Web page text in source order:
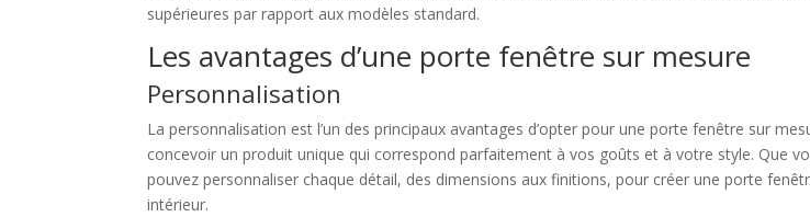
supérieures par rapport aux modèles standard.
Les avantages d’une porte fenêtre sur mesure
Personnalisation
La personnalisation est l’un des principaux avantages d’opter pour une porte fenêtre sur
concevoir un produit unique qui correspond parfaitement à vos goûts et à votre style. Que
pouvez personnaliser chaque détail, des dimensions aux finitions, pour créer une porte
intérieur.